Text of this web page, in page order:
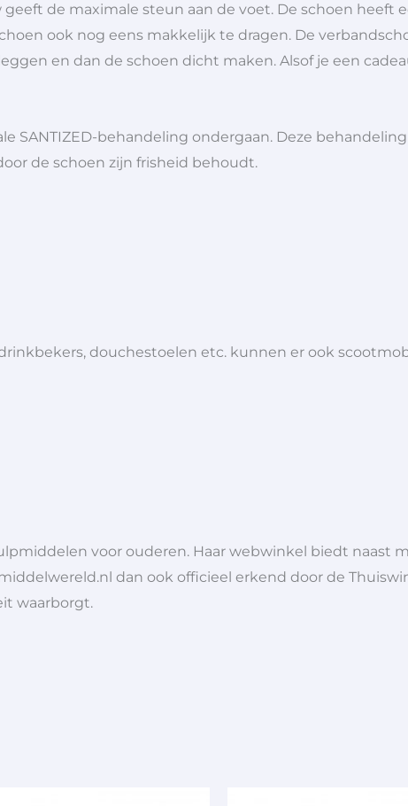
geeft de maximale steun aan de voet. De schoen
ook nog eens makkelijk te dragen. De
en dan de schoen dicht maken. Alsof je een
SANTIZED-behandeling ondergaan. Deze
de schoen zijn frisheid behoudt.
douchestoelen etc. kunnen er ook
voor ouderen. Haar webwinkel biedt naast
dan ook officieel erkend door de
waarborgt.